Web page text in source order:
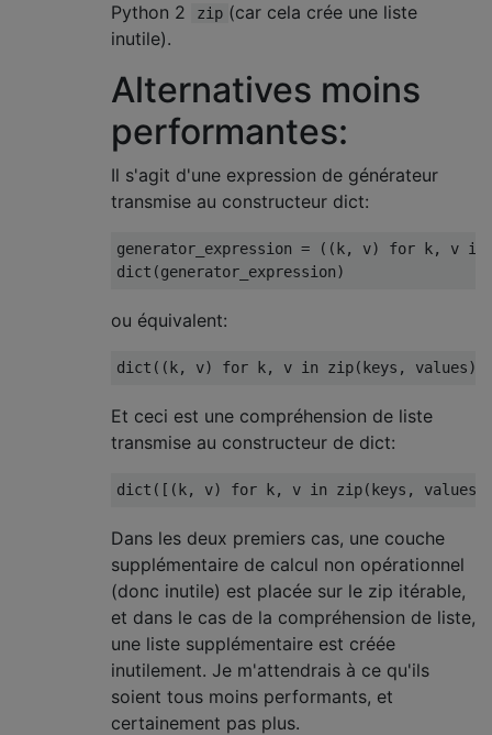
Python 2
zip (car cela crée une liste
inutile).
Alternatives moins
performantes:
Il s'agit d'une expression de générateur
transmise au constructeur dict:
generator_expression = (( k, v) for k, v in
dict (generator_expression)
ou équivalent:
dict (( k, v) for k, v in zip( keys , values))
Et ceci est une compréhension de liste
transmise au constructeur de dict:
dict ([( k, v) for k, v in zip( keys , values
Dans les deux premiers cas, une couche
supplémentaire de calcul non opérationnel
(donc inutile) est placée sur le zip itérable,
et dans le cas de la compréhension de liste,
une liste supplémentaire est créée
inutilement. Je m'attendrais à ce qu'ils
soient tous moins performants, et
certainement pas plus.